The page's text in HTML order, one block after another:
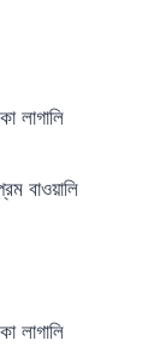
লাগালি
বাওয়ালি
লাগালি